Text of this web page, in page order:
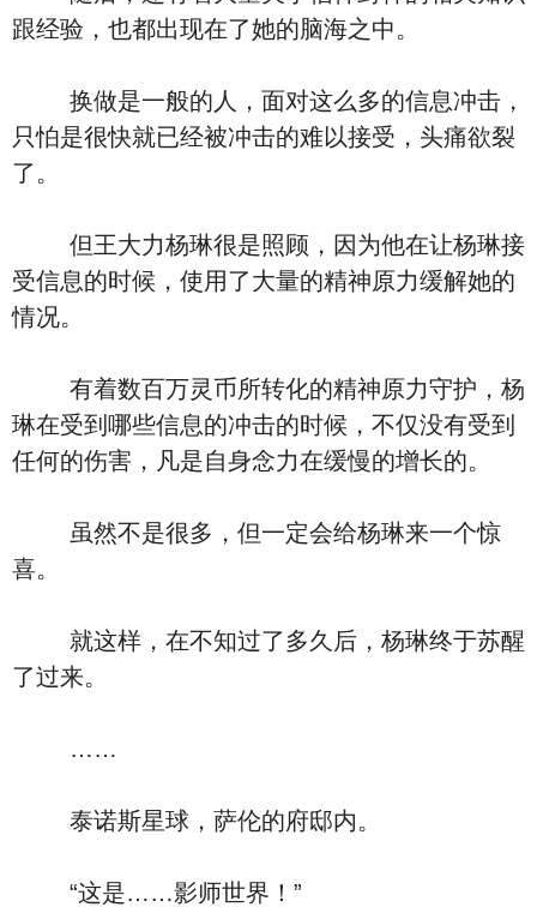
跟经验，也都出现在了她的脑海之中。
换做是一般的人，面对这么多的信息冲击，
只怕是很快就已经被冲击的难以接受，头痛欲裂
了。
但王大力杨琳很是照顾，因为他在让杨琳接
受信息的时候，使用了大量的精神原力缓解她的
情况。
有着数百万灵币所转化的精神原力守护，杨
琳在受到哪些信息的冲击的时候，不仅没有受到
任何的伤害，凡是自身念力在缓慢的增长的。
虽然不是很多，但一定会给杨琳来一个惊
喜。
就这样，在不知过了多久后，杨琳终于苏醒
了过来。
……
泰诺斯星球，萨伦的府邸内。
“这是……影师世界！”